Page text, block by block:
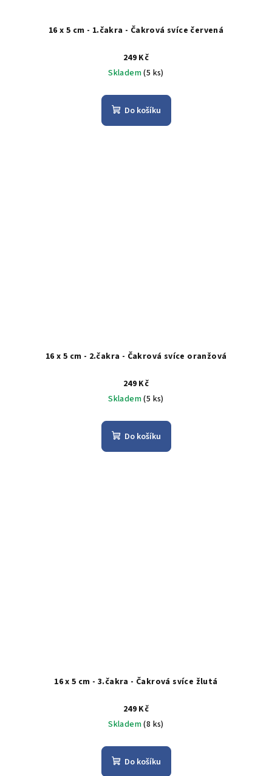
16 x 5 cm - 1.čakra - Čakrová svíce červená
249 Kč
Skladem(5 ks)
Do košíku
16 x 5 cm - 2.čakra - Čakrová svíce oranžová
249 Kč
Skladem(5 ks)
Do košíku
16 x 5 cm - 3.čakra - Čakrová svíce žlutá
249 Kč
Skladem(8 ks)
Do košíku